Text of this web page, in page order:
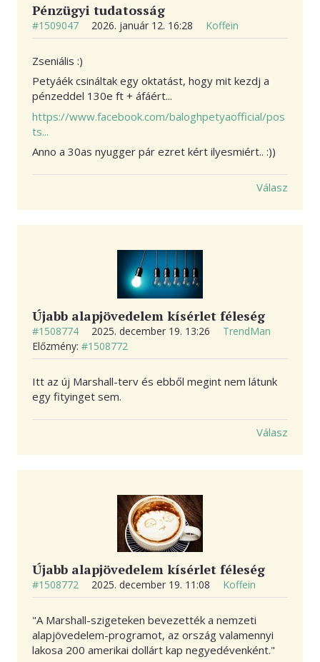
Pénzügyi tudatosság
#1509047 2026. január 12. 16:28 Koffein
Zseniális :)
Petyáék csináltak egy oktatást, hogy mit kezdj a
pénzeddel 130e ft + áfáért...
https://www.facebook.com/baloghpetyaofficial/pos
ts...
Anno a 30as nyugger pár ezret kért ilyesmiért.. :))
Válasz
Újabb alapjövedelem kísérlet féleség
#1508774 2025. december 19. 13:26
TrendMan
Előzmény: #1508772
Itt az új Marshall-terv és ebből megint nem látunk
egy fityinget sem.
Válasz
Újabb alapjövedelem kísérlet féleség
#1508772 2025. december 19. 11:08 Koffein
"A Marshall-szigeteken bevezették a nemzeti
alapjövedelem-programot, az ország valamennyi
lakosa 200 amerikai dollárt kap negyedévenként."